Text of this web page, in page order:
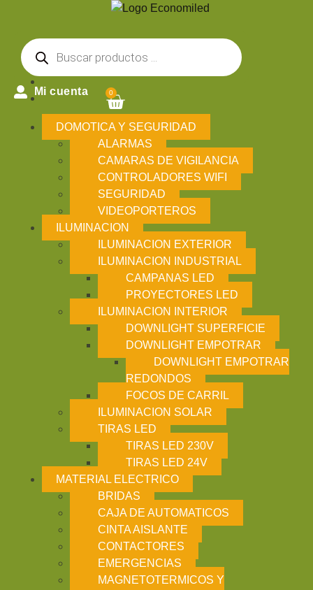
Mi cuenta 0
DOMOTICA Y SEGURIDAD
ALARMAS
CAMARAS DE VIGILANCIA
CONTROLADORES WIFI
SEGURIDAD
VIDEOPORTEROS
ILUMINACION
ILUMINACION EXTERIOR
ILUMINACION INDUSTRIAL
CAMPANAS LED
PROYECTORES LED
ILUMINACION INTERIOR
DOWNLIGHT SUPERFICIE
DOWNLIGHT EMPOTRAR
DOWNLIGHT EMPOTRAR
REDONDOS
FOCOS DE CARRIL
ILUMINACION SOLAR
TIRAS LED
TIRAS LED 230V
TIRAS LED 24V
MATERIAL ELECTRICO
BRIDAS
CAJA DE AUTOMATICOS
CINTA AISLANTE
CONTACTORES
EMERGENCIAS
MAGNETOTERMICOS Y